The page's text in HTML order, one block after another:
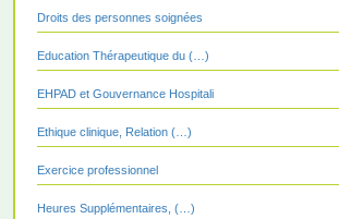
Droits des personnes soignées
Education Thérapeutique du (…)
EHPAD et Gouvernance Hospitali
Ethique clinique, Relation (…)
Exercice professionnel
Heures Supplémentaires, (…)